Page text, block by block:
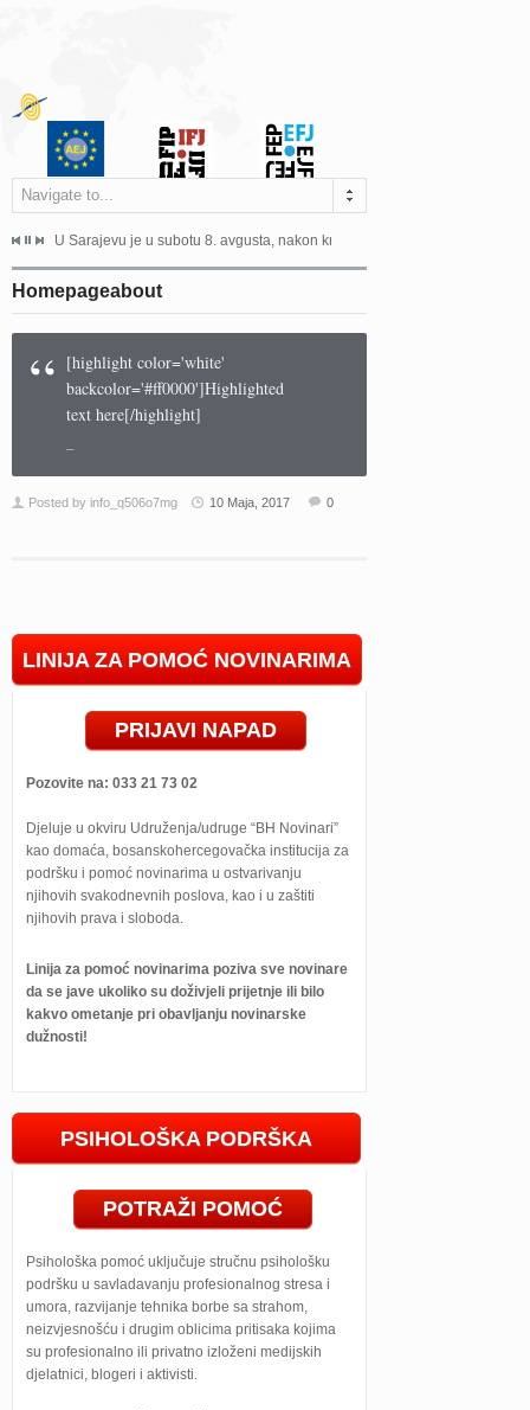
Navigate to...
na zahtjeve za pristup informacijama u zakonskom...
U Sarajevu je u subotu 8. avgusta, nakon kraće bolesti, preminuo
Homepageabout
“ [highlight color='white'
backcolor='#ff0000']Highlighted
text here[/highlight]
–
Posted by info_q506o7mg 10 Maja, 2017 0
LINIJA ZA POMOĆ NOVINARIMA
PRIJAVI NAPAD
Pozovite na: 033 21 73 02
Djeluje u okviru Udruženja/udruge “BH Novinari”
kao domaća, bosanskohercegovačka institucija za
podršku i pomoć novinarima u ostvarivanju
njihovih svakodnevnih poslova, kao i u zaštiti
njihovih prava i sloboda.
Linija za pomoć novinarima poziva sve novinare
da se jave ukoliko su doživjeli prijetnje ili bilo
kakvo ometanje pri obavljanju novinarske
dužnosti!
PSIHOLOŠKA PODRŠKA
POTRAŽI POMOĆ
Psihološka pomoć uključuje stručnu psihološku
podršku u savladavanju profesionalnog stresa i
umora, razvijanje tehnika borbe sa strahom,
neizvjesnošću i drugim oblicima pritisaka kojima
su profesionalno ili privatno izloženi medijskih
djelatnici, blogeri i aktivisti.